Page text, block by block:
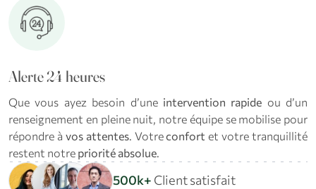
Alerte 24 heures
Que vous ayez besoin d’une intervention rapide ou d’un
renseignement en pleine nuit, notre équipe se mobilise pour
répondre à vos attentes. Votreconfort et votre tranquillité
restent notre priorité absolue
500k+ Client satisfait